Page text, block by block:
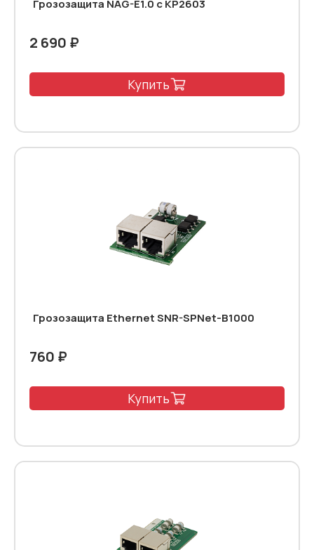
Грозозащита NAG-E1.0 с КР2603
2 690 ₽
Купить
Грозозащита Ethernet SNR-SPNet-B1000
760 ₽
Купить